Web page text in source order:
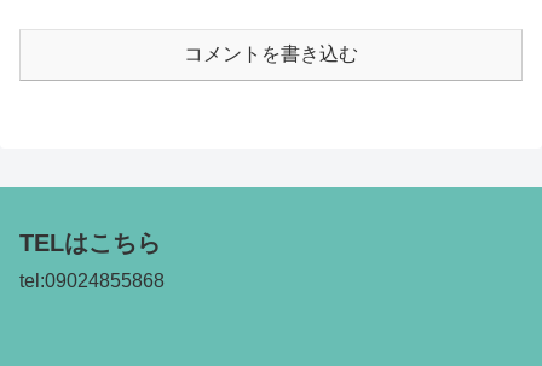
コメントを書き込む
TELはこちら
tel:09024855868